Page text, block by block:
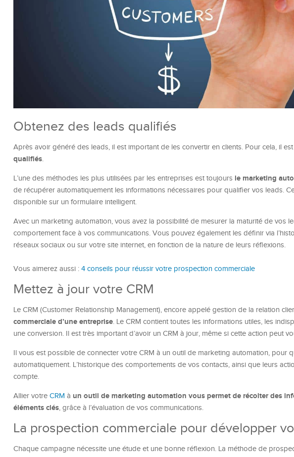
Obtenez des leads qualifiés
Après avoir généré des leads, il est important de les convertir en clients. Pour cela, il
qualifiés.
L’une des méthodes les plus utilisées par les entreprises est toujours le marketing
de récupérer automatiquement les informations nécessaires pour qualifier vos leads.
disponible sur un formulaire intelligent.
Avec un marketing automation, vous avez la possibilité de mesurer la maturité de vos
comportement face à vos communications. Vous pouvez également les définir via
réseaux sociaux ou sur votre site internet, en fonction de la nature de leurs réflexions.
Vous aimerez aussi : 4 conseils pour réussir votre prospection commerciale
Mettez à jour votre CRM
Le CRM (Customer Relationship Management), encore appelé gestion de la relation
commerciale d’une entreprise. Le CRM contient toutes les informations utiles, les
une conversion. Il est très important d’avoir un CRM à jour, même si cette action peut
Il vous est possible de connecter votre CRM à un outil de marketing automation, pour
automatiquement. L’historique des comportements de vos contacts, ainsi que leurs
compte.
Allier votre CRM à un outil de marketing automation vous permet de récolter des
éléments clés, grâce à l’évaluation de vos communications.
La prospection commerciale pour développer
Chaque campagne nécessite une étude et une bonne réflexion. La méthode de